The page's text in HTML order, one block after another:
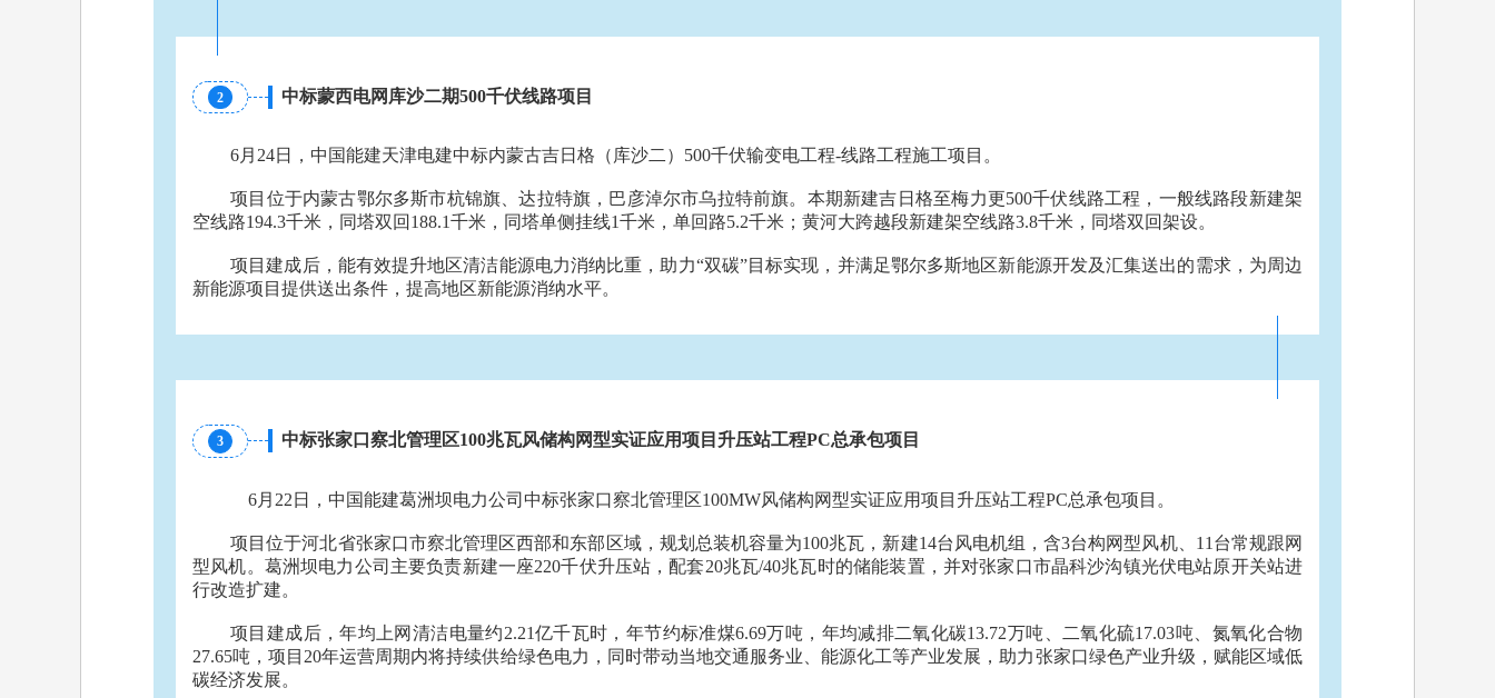
2 中标蒙西电网库沙二期500千伏线路项目
6月24日，中国能建天津电建中标内蒙古吉日格 （库沙二）500千伏输变电工程-线路工程施工项目。
项目位于内蒙古鄂尔多斯市杭锦旗、达拉特旗，巴彦淖尔市乌拉特前旗。本期新建吉日格至梅力更500千伏线路工程，一般线路段新建架
空线路194.3千米，同塔双回188.1千米，同塔单侧挂线1千米，单回路5.2千米；黄河大跨越段新建架空线路3.8千米，同塔双回架设。
项目建成后，能有效提升地区清洁能源电力消纳比重，助力“双碳”目标实现，并满足鄂尔多斯地区新能源开发及汇集送出的需求，为周边
新能源项目提供送出条件，提高地区新能源消纳水平。
3 中标张家口察北管理区100兆瓦风储构网型实证应用项目升压站工程PC总承包项目
6月22日，中国能建葛洲坝电力公司中标张家口察北管理区100MW风储构网型实证应用项目升压站工程PC总承包项目。
项目位于河北省张家口市察北管理区西部和东部区域，规划总装机容量为100兆瓦，新建14台风电机组，含3台构网型风机、11台常规跟网
型风机。葛洲坝电力公司主要负责新建一座220千伏升压站，配套20兆瓦/40兆瓦时的储能装置，并对张家口市晶科沙沟镇光伏电站原开关站进
行改造扩建。
项目建成后，年均上网清洁电量约2.21亿千瓦时，年节约标准煤6.69万吨，年均减排二氧化碳13.72万吨、二氧化硫17.03吨、氮氧化合物
27.65吨，项目20年运营周期内将持续供给绿色电力，同时带动当地交通服务业、能源化工等产业发展，助力张家口绿色产业升级，赋能区域低
碳经济发展。